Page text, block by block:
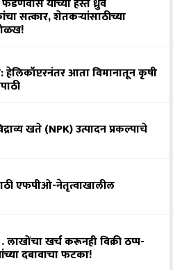
फडणवीस यांच्या हस्ते ध्रुव
सत्कार, शेतकऱ्यांसाठीच्या
आता विमानातून कृषी
खते (NPK) उत्पादन प्रकल्पाचे
एफपीओ-नेतृत्वाखालील
खर्च करूनही विक्री ठप्प-
दबावाचा फटका!